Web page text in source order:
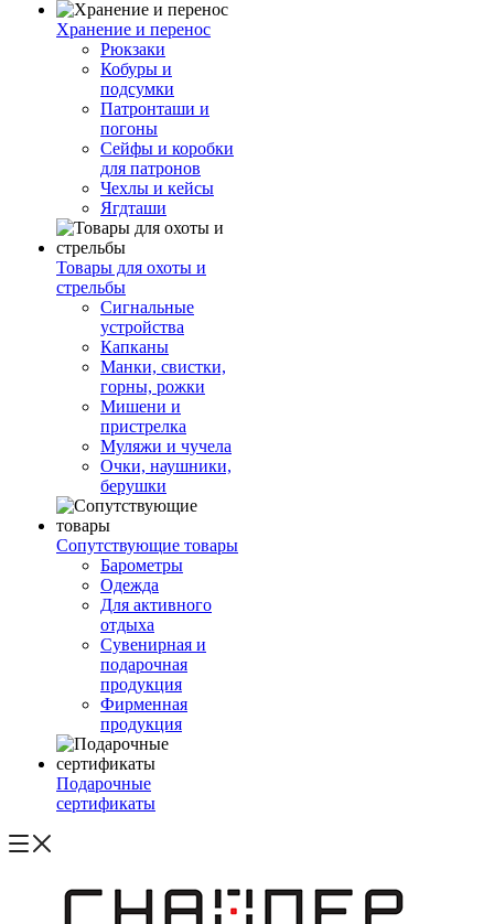
Хранение и перенос
Рюкзаки
Кобуры и
подсумки
Патронташи и
погоны
Сейфы и коробки
для патронов
Чехлы и кейсы
Ягдташи
Товары для охоты и
стрельбы
Сигнальные
устройства
Капканы
Манки, свистки,
горны, рожки
Мишени и
пристрелка
Муляжи и чучела
Очки, наушники,
берушки
Сопутствующие товары
Барометры
Одежда
Для активного
отдыха
Сувенирная и
подарочная
продукция
Фирменная
продукция
Подарочные
сертификаты